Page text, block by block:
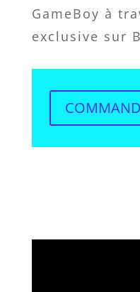
GameBoy à
exclusive sur